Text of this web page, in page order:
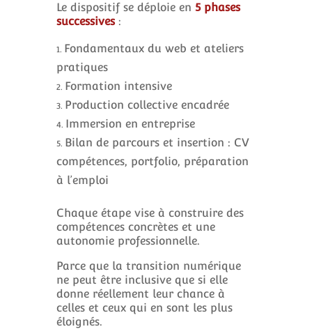
Le dispositif se déploie en 5 phases
successives:
Fondamentaux du web et ateliers
pratiques
Formation intensive
Production collective encadrée
Immersion en entreprise
Bilan de parcours et insertion : CV
compétences, portfolio, préparation
à l’emploi
Chaque étape vise à construire des
compétences concrètes et une
autonomie professionnelle.
Parce que la transition numérique
ne peut être inclusive que si elle
donne réellement leur chance à
celles et ceux qui en sont les plus
éloignés.